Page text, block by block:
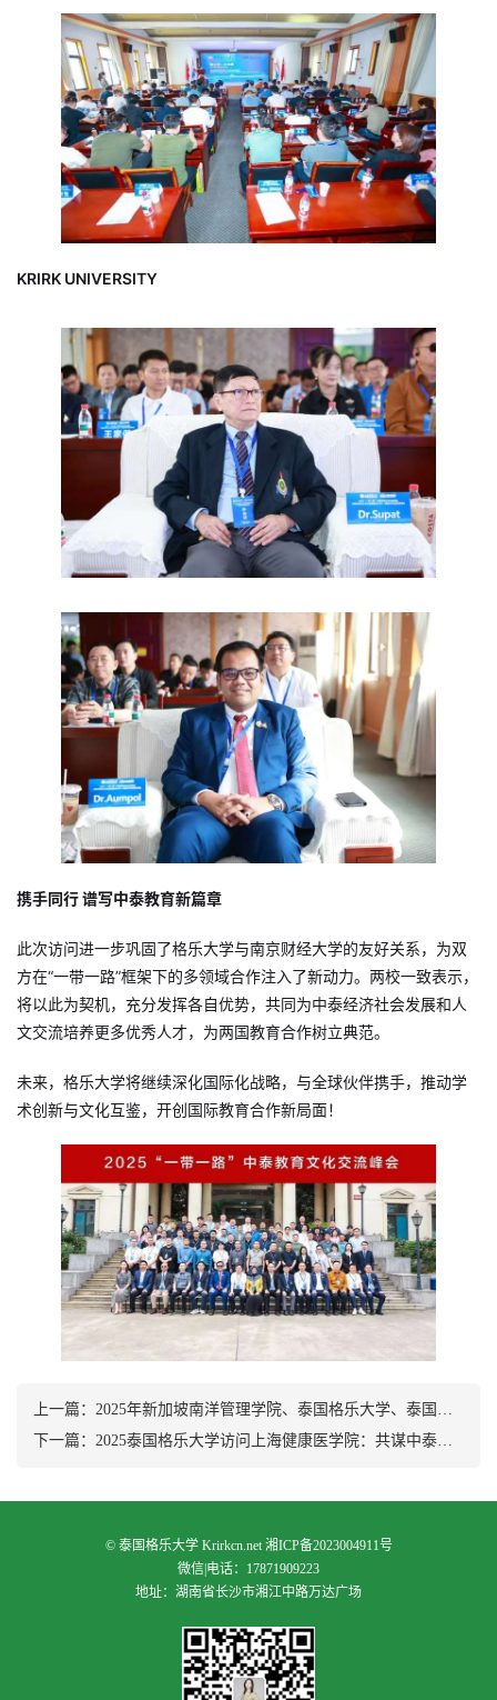
KRIRK UNIVERSITY
携手同行 谱写中泰教育新篇章
此次访问进一步巩固了格乐大学与南京财经大学的友好关系，为双
方在“一带一路”框架下的多领域合作注入了新动力。两校一致表示，
将以此为契机，充分发挥各自优势，共同为中泰经济社会发展和人
文交流培养更多优秀人才，为两国教育合作树立典范。
未来，格乐大学将继续深化国际化战略，与全球伙伴携手，推动学
术创新与文化互鉴，开创国际教育合作新局面！
上一篇： 2025年新加坡南洋管理学院、泰国格乐大学、泰国南邦国际科技学院三校联合峰会在湖南长沙圆满落幕～
下一篇： 2025泰国格乐大学访问上海健康医学院：共谋中泰医药健康教育新篇章
© 泰国格乐大学Krirkcn.net 湘ICP备2023004911号
微信|电话：17871909223
地址：湖南省长沙市湘江中路万达广场